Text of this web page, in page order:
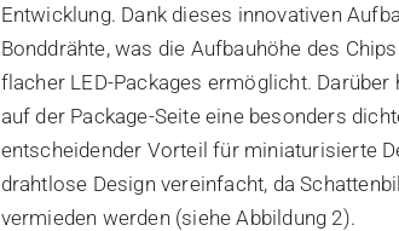
Entwicklung. Dank dieses innovativen
Bonddrähte, was die Aufbauhöhe des
flacher LED-Packages ermöglicht.
auf der Package-Seite eine besonders
entscheidender Vorteil für miniaturisierte
drahtlose Design vereinfacht, da
vermieden werden (siehe Abbildung 2).